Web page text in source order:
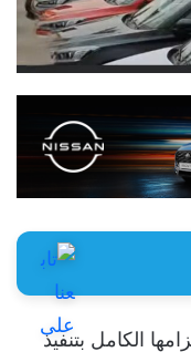
الكامل بتنفيذ